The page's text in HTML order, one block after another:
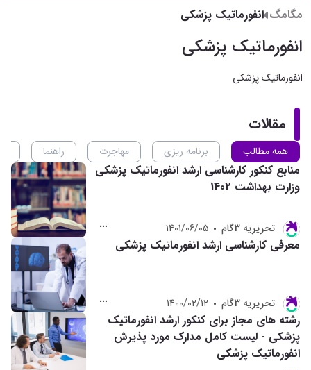
مگامگ انفورماتیک پزشکی
انفورماتیک پزشکی
انفورماتیک پزشکی
مقالات
همه مطالب برنامه ریزی مهاجرت راهنما
منابع کنکور کارشناسی ارشد انفورماتیک پزشکی
وزارت بهداشت 1402
تحريريه 3گام 1401/06/05
معرفی کارشناسی ارشد انفورماتیک پزشکی
تحريريه 3گام 1400/02/12
رشته های مجاز برای کنکور ارشد انفورماتیک
پزشکی - لیست کامل مدارک مورد پذیرش
انفورماتیک پزشکی